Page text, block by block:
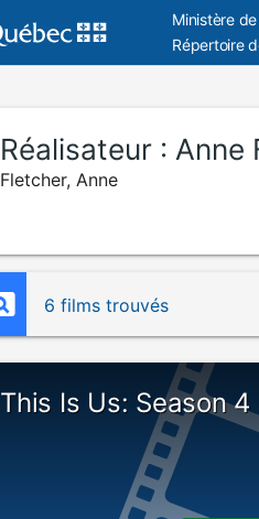
Ministère
Répertoire
Réalisateur : Anne
Fletcher, Anne
6 films trouvés
This Is Us: Season 4